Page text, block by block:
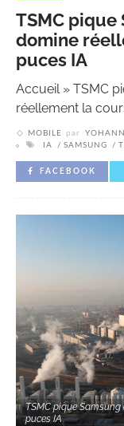
TSMC
domine
puces IA
Accueil» TSMC
réellement la
MOBILE par
IA
SAMSUNG
FACEBOOK
TSMC pique
puces IA